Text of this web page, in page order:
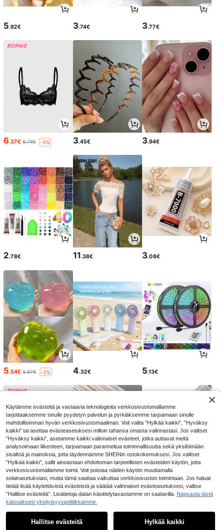
0
5.92€ 3.74€ 3.77€
6.37€ 6.74€ -5% 3.45€ 3.94€
2.78€ 11.38€ 3.08€
5.54€ 5.67€ -2% 4.32€ 5.13€
8.09€ 3.17€ 2.85€
Käytämme evästeitä ja vastaavia teknologioita verkkosivustomallamme
tarjottaaksemme sinulle pyydetyn palvelun ja pyrkiäksemme tarjoamaan sinulle
mahdollisimman hyvän verkkosivustomaailman. Voit valita ”Hylkää kaikki”, ”Hyväksy
kaikki” tai asettaa evästeasetuksesi milloin tahansa omasta valinnastasi. Jos valitset
”Hyväksy kaikki”, asetamme kaikki valinnaiset evästeet, jotka auttavat meitä
analysoimaan liikenteen, tarjoamaan paranneltua toiminnallisuutta sekä yksilöimään
sisältöä ja mainoksia, jotta täydennämme SHEINin ostokokemuksesi. Jos valitset
”Hylkää kaikki”, sallit ainoastaan ehdottoman tarpeellisten evästeiden käytön, jotta
verkkosivustomallamme toimii. Voit poistaa näiden käytön muuttamalla
selainasetuksiasi, mutta tämä saattaa vaikuttaa verkkosivuston toimintaan. Jos haluat
tietää lisää käytettävistä evästeistä ja säätää valinnaiset evästeasetuksesi, valitse
”Hallitse evästeitä”. Lisätietoja datan käsittelytavastamme on saatavilla. Napsauta tästä
katsoaksesi yksityisyyspolitiikkamme.
Hallitse evästeitä Hylkää kaikki